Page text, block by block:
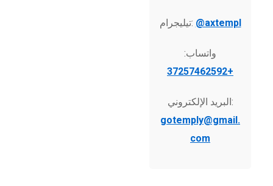
تيليجرام: @axtempl
واتساب:
+37257462592
البريد الإلكتروني:
gotemply@gmail.
com